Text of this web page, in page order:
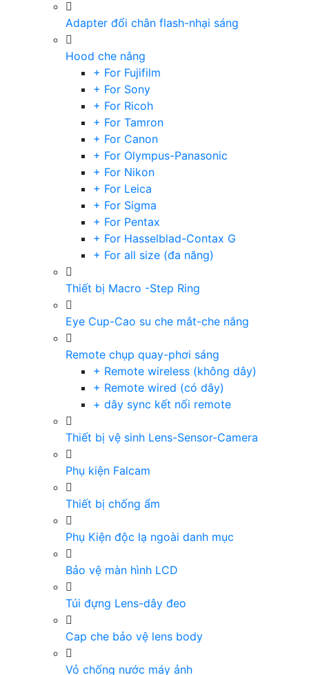
Adapter đổi chân flash-nhại sáng
Hood che nắng
+ For Fujifilm
+ For Sony
+ For Ricoh
+ For Tamron
+ For Canon
+ For Olympus-Panasonic
+ For Nikon
+ For Leica
+ For Sigma
+ For Pentax
+ For Hasselblad-Contax G
+ For all size (đa năng)
Thiết bị Macro -Step Ring
Eye Cup-Cao su che mắt-che nắng
Remote chụp quay-phơi sáng
+ Remote wireless (không dây)
+ Remote wired (có dây)
+ dây sync kết nối remote
Thiết bị vệ sinh Lens-Sensor-Camera
Phụ kiện Falcam
Thiết bị chống ẩm
Phụ Kiện độc lạ ngoài danh mục
Bảo vệ màn hình LCD
Túi đựng Lens-dây đeo
Cap che bảo vệ lens body
Vỏ chống nước máy ảnh